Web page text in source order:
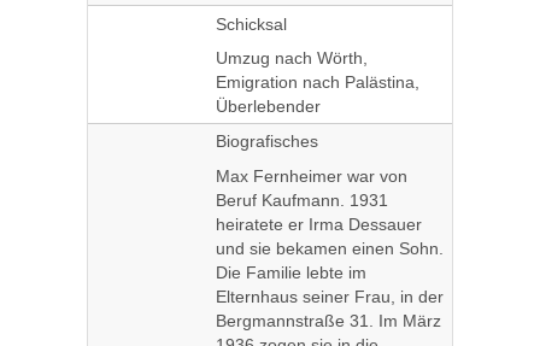
Schicksal
Umzug nach Wörth,
Emigration nach Palästina,
Überlebender
Biografisches
Max Fernheimer war von
Beruf Kaufmann. 1931
heiratete er Irma Dessauer
und sie bekamen einen Sohn.
Die Familie lebte im
Elternhaus seiner Frau, in der
Bergmannstraße 31. Im März